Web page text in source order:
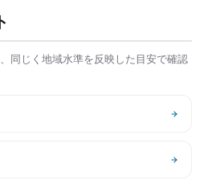
同じく地域水準を反映した目安で確認